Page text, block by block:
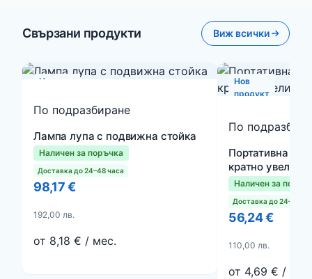
Свързани продукти Виж всички
Нов
По подразбиране
Лампа лупа с подвижна стойка
Наличен за поръчка
Доставка до 24–48 часа
98,17 €
192,00 лв.
от 8,18 € / мес.
Нов
продукт
По
Портативна
кратно
Наличен за
Доставка до 24–48
56,24 €
110,00 лв.
от 4,69 € /